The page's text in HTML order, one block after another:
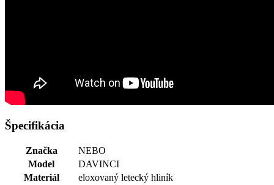
Špecifikácia
Značka
NEBO
Model
DAVINCI
Materiál
eloxovaný letecký hliník